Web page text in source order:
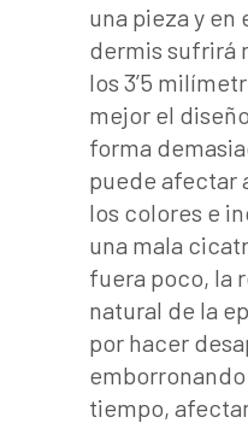
una pieza y en
dermis sufrirá
los 3’5
mejor el
forma
puede afectar
los colores e
una mala
fuera poco, la
natural de la
por hacer
tiempo,